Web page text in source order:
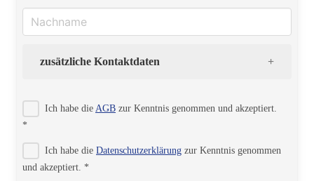
zusätzliche Kontaktdaten
Ich habe die AGB zur Kenntnis genommen und akzeptiert.
*
Ich habe die Datenschutzerklärung zur Kenntnis genommen
und akzeptiert. *